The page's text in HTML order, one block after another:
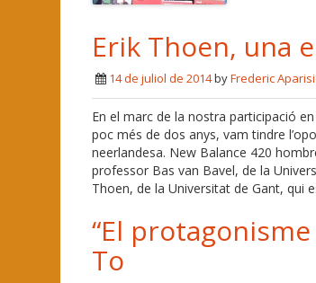
Erik Thoen, una
14 de juliol de 2014byFrederic Aparisi
En el marc de la nostra participació
poc més de dos anys, vam tindre
neerlandesa. New Balance 420
professor Bas van Bavel, de la
Thoen, de la Universitat de Gant, qui
“El
To